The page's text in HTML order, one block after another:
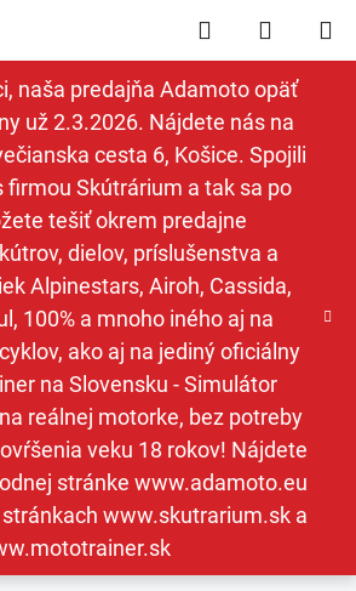
naša predajňa Adamoto opäť
už 2.3.2026. Nájdete nás na
cesta 6, Košice. Spojili
firmou Skútrárium a tak sa po
tešiť okrem predajne
dielov, príslušenstva a
Alpinestars, Airoh, Cassida,
100% a mnoho iného aj na
ako aj na jediný oficiálny
na Slovensku - Simulátor
reálnej motorke, bez potreby
veku 18 rokov! Nájdete
stránke www.adamoto.eu
www.skutrarium.sk a
Hľadať
KOŠÍK